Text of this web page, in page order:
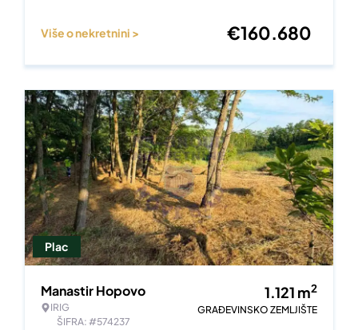
Više o nekretnini > €160.680
Plac
Manastir Hopovo
IRIG
ŠIFRA: #574237
1.121 m2
GRAĐEVINSKO ZEMLJIŠTE